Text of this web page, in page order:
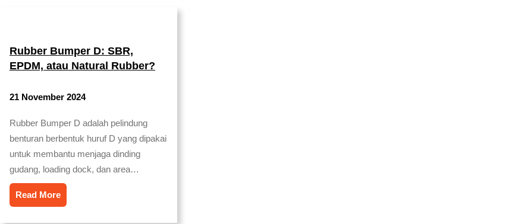
Rubber Bumper D: SBR,
EPDM, atau Natural Rubber?
21 November 2024
Rubber Bumper D adalah pelindung
benturan berbentuk huruf D yang dipakai
untuk membantu menjaga dinding
gudang, loading dock, dan area…
Read More